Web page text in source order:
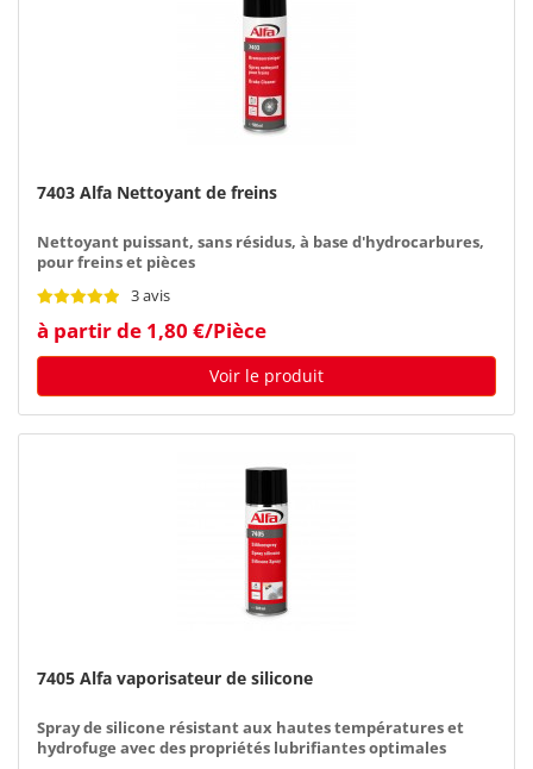
7403 Alfa Nettoyant de freins
Nettoyant puissant, sans résidus, à base d'hydrocarbures,
pour freins et pièces
3 avis
à partir de 1,80 €/Pièce
Voir le produit
7405 Alfa vaporisateur de silicone
Spray de silicone résistant aux hautes températures et
hydrofuge avec des propriétés lubrifiantes optimales